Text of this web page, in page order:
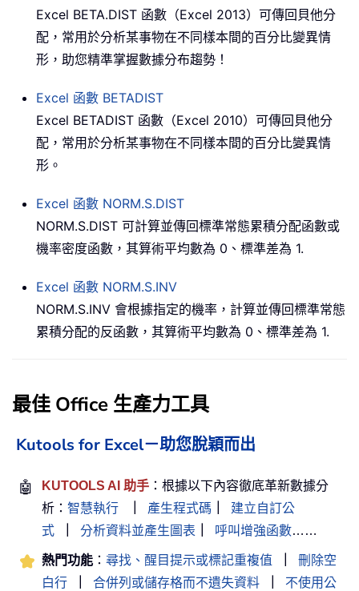
Excel BETA.DIST 函數（Excel 2013）可傳回貝他分
配，常用於分析某事物在不同樣本間的百分比變異情
形，助您精準掌握數據分布趨勢！
Excel 函數 BETADIST
Excel BETADIST 函數（Excel 2010）可傳回貝他分
配，常用於分析某事物在不同樣本間的百分比變異情
形。
Excel 函數 NORM.S.DIST
NORM.S.DIST 可計算並傳回標準常態累積分配函數或
機率密度函數，其算術平均數為 0、標準差為 1.
Excel 函數 NORM.S.INV
NORM.S.INV 會根據指定的機率，計算並傳回標準常態
累積分配的反函數，其算術平均數為 0、標準差為 1.
最佳 Office 生產力工具
Kutools for Excel－助您脫穎而出
🤖 KUTOOLS AI 助手 ：根據以下內容徹底革新數據分
析： 智慧執行 產生程式碼
建立自訂公
式
分析資料並產生圖表 呼叫增強函數……
熱門功能 ： 尋找、醒目提示或標記重複值
刪除空
白行
合併列或儲存格而不遺失資料
不使用公